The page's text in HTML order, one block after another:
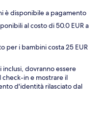
è disponibile a pagamento
al costo di 50.0 EUR a
per i bambini costa 25 EUR
dovranno essere
in e mostrare il
d'identità rilasciato dal